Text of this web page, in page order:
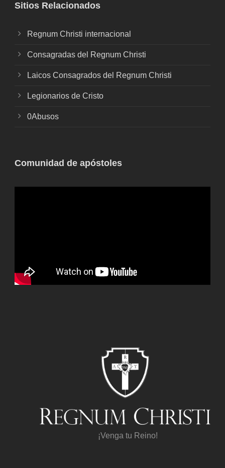
Sitios Relacionados
Regnum Christi internacional
Consagradas del Regnum Christi
Laicos Consagrados del Regnum Christi
Legionarios de Cristo
0Abusos
Comunidad de apóstoles
¡Venga tu Reino!